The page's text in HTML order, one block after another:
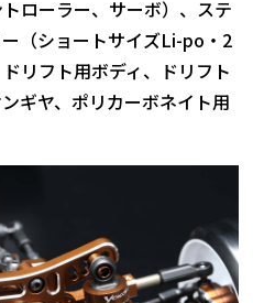
ローラー、サーボ）、ステ
（ショートサイズLi-po・2
リフト用ボディ、ドリフト
ギヤ、ポリカーボネイト用